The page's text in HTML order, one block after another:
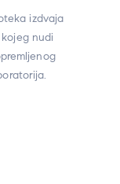
izdvaja
nudi